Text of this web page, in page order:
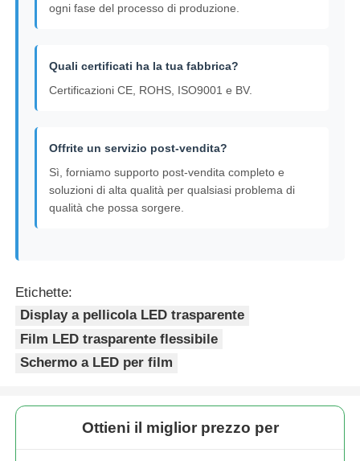
ogni fase del processo di produzione.
Quali certificati ha la tua fabbrica?
Certificazioni CE, ROHS, ISO9001 e BV.
Offrite un servizio post-vendita?
Sì, forniamo supporto post-vendita completo e
soluzioni di alta qualità per qualsiasi problema di
qualità che possa sorgere.
Etichette:
Display a pellicola LED trasparente
Film LED trasparente flessibile
Schermo a LED per film
Ottieni il miglior prezzo per